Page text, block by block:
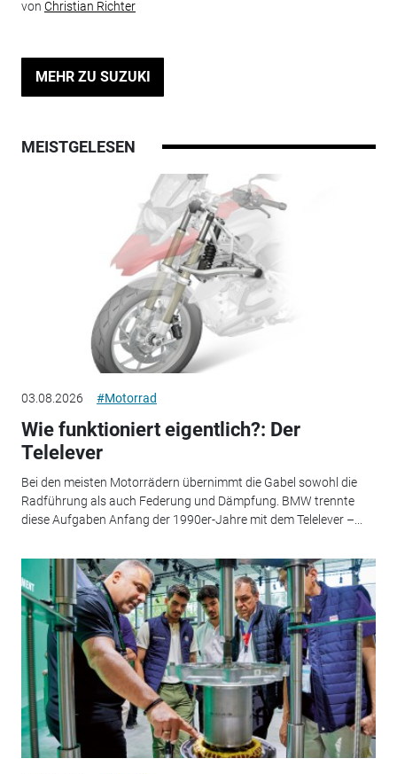
von Christian Richter
MEHR ZU SUZUKI
MEISTGELESEN
03.08.2026 #Motorrad
Wie funktioniert eigentlich?: Der
Telelever
Bei den meisten Motorrädern übernimmt die Gabel sowohl die
Radführung als auch Federung und Dämpfung. BMW trennte
diese Aufgaben Anfang der 1990er-Jahre mit dem Telelever –...